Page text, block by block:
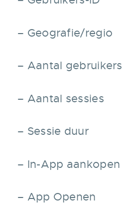
– Geografie/regio
– Aantal gebruikers
– Aantal sessies
– Sessie duur
– In-App aankopen
– App Openen